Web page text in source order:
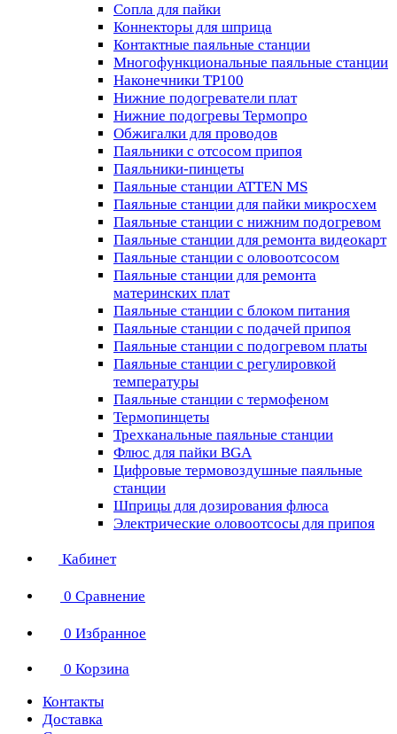
Сопла для пайки
Коннекторы для шприца
Контактные паяльные станции
Многофункциональные паяльные станции
Наконечники TP100
Нижние подогреватели плат
Нижние подогревы Термопро
Обжигалки для проводов
Паяльники с отсосом припоя
Паяльники-пинцеты
Паяльные станции ATTEN MS
Паяльные станции для пайки микросхем
Паяльные станции с нижним подогревом
Паяльные станции для ремонта видеокарт
Паяльные станции с оловоотсосом
Паяльные станции для ремонта
материнских плат
Паяльные станции с блоком питания
Паяльные станции с подачей припоя
Паяльные станции с подогревом платы
Паяльные станции с регулировкой
температуры
Паяльные станции с термофеном
Термопинцеты
Трехканальные паяльные станции
Флюс для пайки BGA
Цифровые термовоздушные паяльные
станции
Шприцы для дозирования флюса
Электрические оловоотсосы для припоя
Кабинет
0 Сравнение
0 Избранное
0 Корзина
Контакты
Доставка